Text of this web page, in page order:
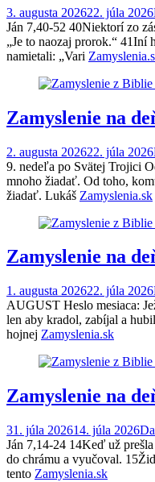
3. augusta 202622. júla 2026
Ján 7,40-52 40Niektorí zo
„Je to naozaj prorok.“ 41Iní
namietali: „Vari
Zamyslenie na
2. augusta 202622. júla 2026
9. nedeľa po Svätej Trojici
mnoho žiadať. Od toho,
žiadať. Lukáš Zamyslenia.sk
Zamyslenie na
1. augusta 202622. júla 2026
AUGUST Heslo mesiaca:
len aby kradol, zabíjal a
hojnej Zamyslenia.sk
Zamyslenie na
31. júla 202614. júla 2026
Ján 7,14-24 14Keď už
do chrámu a vyučoval.
tento Zamyslenia.sk